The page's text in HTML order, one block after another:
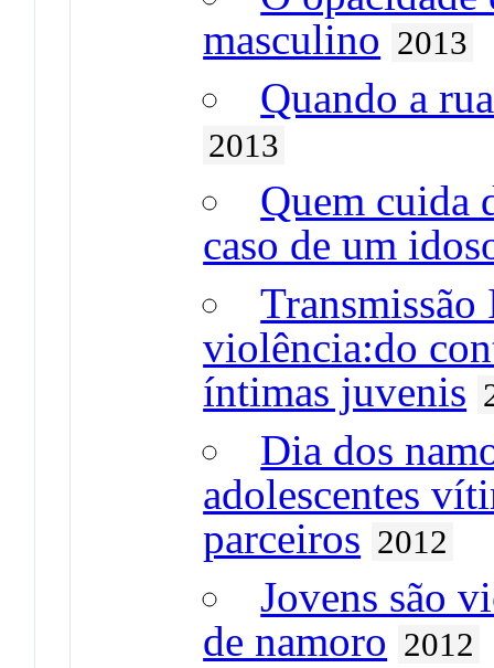
masculino 2013
Quando a
2013
Quem cuida
caso de um
violência:do
íntimas juvenis
Dia dos
adolescentes
parceiros 2012
Jovens são
de namoro 2012